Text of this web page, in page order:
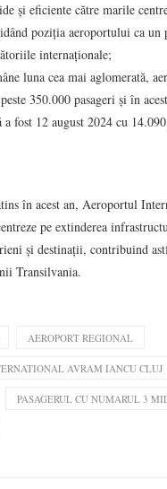
și eficiente către marile
poziția aeroportului ca un
internaționale;
luna cea mai aglomerată,
350.000 pasageri și în
a fost 12 august 2024 cu
în acest an, Aeroportul
pe extinderea
și destinații, contribuind
Transilvania.
AEROPORT REGIONAL
AVRAM IANCU CLUJ
PASAGERUL CU NUMARUL 3